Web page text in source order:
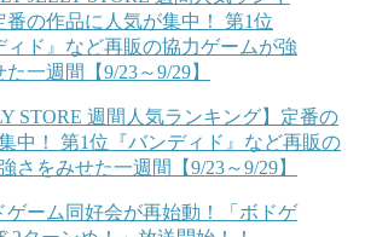
STORE 週間人気ランキング】定番の
中！ 第1位『バンディド』など再販の
さをみせた一週間【9/23～9/29】